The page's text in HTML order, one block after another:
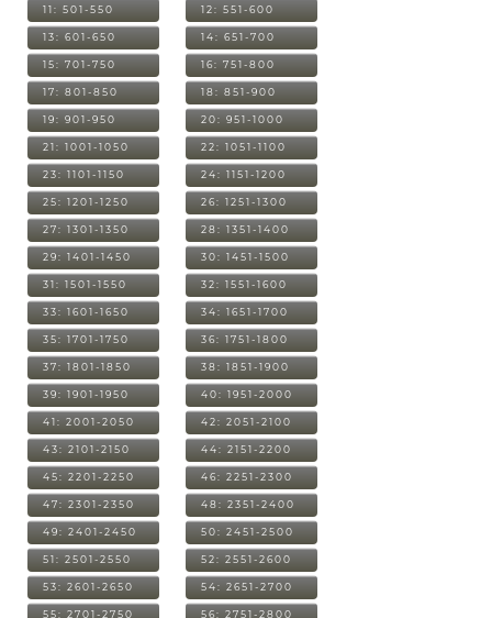
11: 501-550 12: 551-600
13: 601-650 14: 651-700
15: 701-750 16: 751-800
17: 801-850 18: 851-900
19: 901-950 20: 951-1000
21: 1001-1050 22: 1051-1100
23: 1101-1150 24: 1151-1200
25: 1201-1250 26: 1251-1300
27: 1301-1350 28: 1351-1400
29: 1401-1450 30: 1451-1500
31: 1501-1550 32: 1551-1600
33: 1601-1650 34: 1651-1700
35: 1701-1750 36: 1751-1800
37: 1801-1850 38: 1851-1900
39: 1901-1950 40: 1951-2000
41: 2001-2050 42: 2051-2100
43: 2101-2150 44: 2151-2200
45: 2201-2250 46: 2251-2300
47: 2301-2350 48: 2351-2400
49: 2401-2450 50: 2451-2500
51: 2501-2550 52: 2551-2600
53: 2601-2650 54: 2651-2700
55: 2701-2750 56: 2751-2800